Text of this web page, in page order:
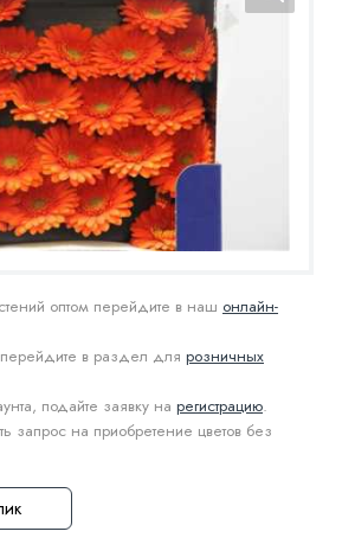
оптом перейдите в наш онлайн-
в раздел для розничных
подайте заявку на регистрацию.
запрос на приобретение цветов без